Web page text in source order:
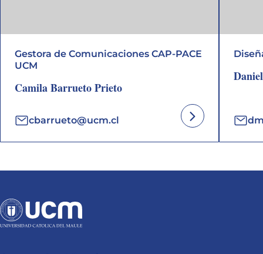
Gestora de Comunicaciones CAP-PACE
UCM
Camila Barrueto Prieto
cbarrueto@ucm.cl